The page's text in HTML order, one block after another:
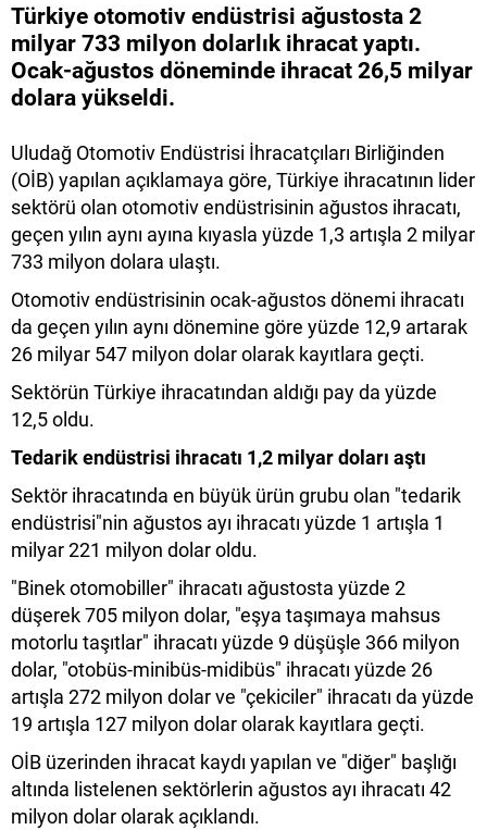
Türkiye otomotiv endüstrisi ağustosta 2
milyar 733 milyon dolarlık ihracat yaptı.
Ocak-ağustos döneminde ihracat 26,5 milyar
dolara yükseldi.
Uludağ Otomotiv Endüstrisi İhracatçıları Birliğinden
(OİB) yapılan açıklamaya göre, Türkiye ihracatının lider
sektörü olan otomotiv endüstrisinin ağustos ihracatı,
geçen yılın aynı ayına kıyasla yüzde 1,3 artışla 2 milyar
733 milyon dolara ulaştı.
Otomotiv endüstrisinin ocak-ağustos dönemi ihracatı
da geçen yılın aynı dönemine göre yüzde 12,9 artarak
26 milyar 547 milyon dolar olarak kayıtlara geçti.
Sektörün Türkiye ihracatından aldığı pay da yüzde
12,5 oldu.
Tedarik endüstrisi ihracatı 1,2 milyar doları aştı
Sektör ihracatında en büyük ürün grubu olan "tedarik
endüstrisi"nin ağustos ayı ihracatı yüzde 1 artışla 1
milyar 221 milyon dolar oldu.
"Binek otomobiller" ihracatı ağustosta yüzde 2
düşerek 705 milyon dolar, "eşya taşımaya mahsus
motorlu taşıtlar" ihracatı yüzde 9 düşüşle 366 milyon
dolar, "otobüs-minibüs-midibüs" ihracatı yüzde 26
artışla 272 milyon dolar ve "çekiciler" ihracatı da yüzde
19 artışla 127 milyon dolar olarak kayıtlara geçti.
OİB üzerinden ihracat kaydı yapılan ve "diğer" başlığı
altında listelenen sektörlerin ağustos ayı ihracatı 42
milyon dolar olarak açıklandı.